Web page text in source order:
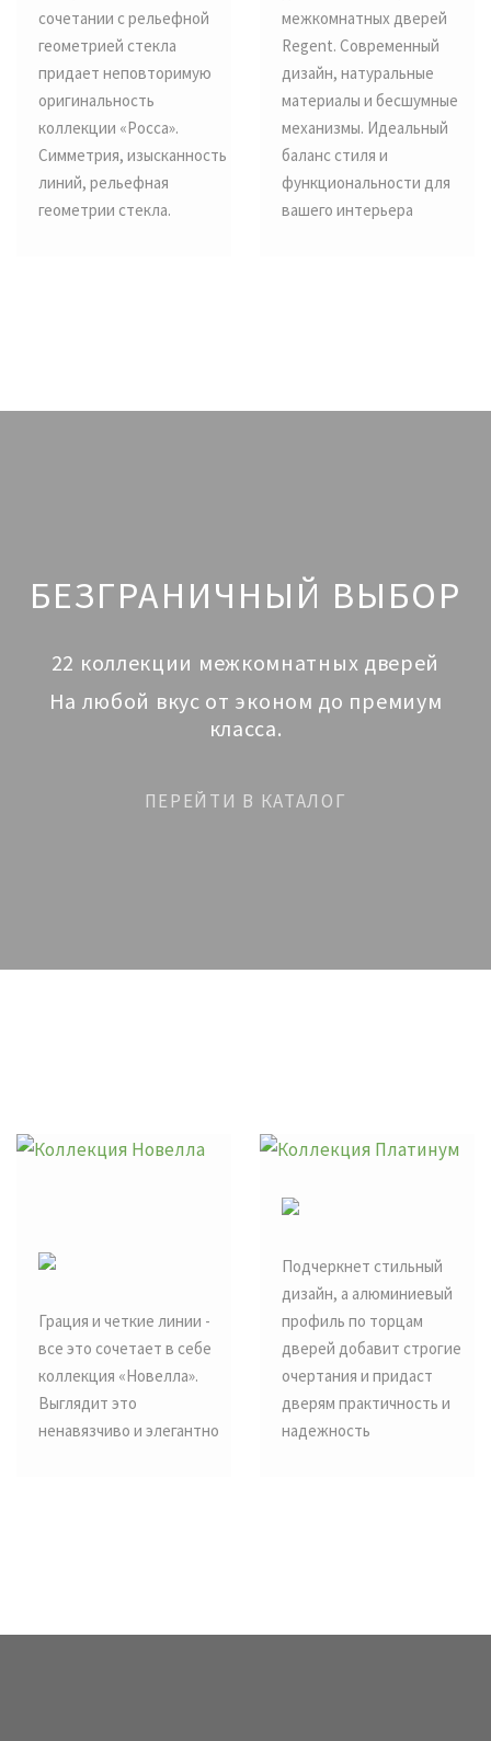
сочетании с рельефной
геометрией стекла
придает неповторимую
оригинальность
коллекции «Росса».
Симметрия, изысканность
линий, рельефная
геометрии стекла.
межкомнатных дверей
Regent. Современный
дизайн, натуральные
материалы и бесшумные
механизмы. Идеальный
баланс стиля и
функциональности для
вашего интерьера
БЕЗГРАНИЧНЫЙ ВЫБОР
22 коллекции межкомнатных дверей
На любой вкус от эконом до премиум
класса.
ПЕРЕЙТИ В КАТАЛОГ
Грация и четкие линии -
все это сочетает в себе
коллекция «Новелла».
Выглядит это
ненавязчиво и элегантно
Подчеркнет стильный
дизайн, а алюминиевый
профиль по торцам
дверей добавит строгие
очертания и придаст
дверям практичность и
надежность